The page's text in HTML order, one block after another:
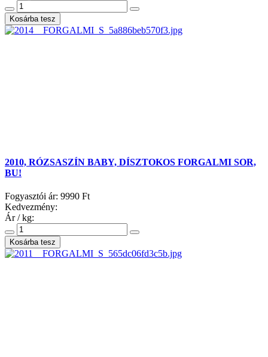
2010, RÓZSASZÍN BABY, DÍSZTOKOS FORGALMI SOR,
BU!
Fogyasztói ár: 9990 Ft
Kedvezmény:
Ár / kg: